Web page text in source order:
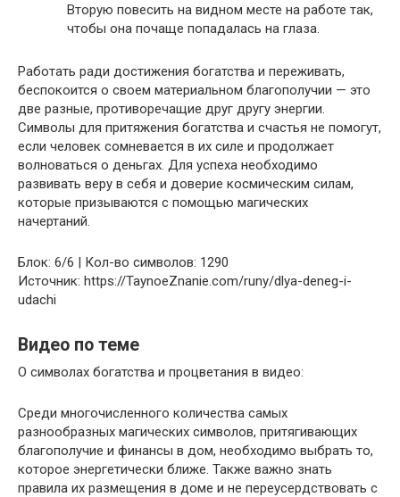
Вторую повесить на видном месте на работе так,
чтобы она почаще попадалась на глаза.
Работать ради достижения богатства и переживать,
беспокоится о своем материальном благополучии — это
две разные, противоречащие друг другу энергии.
Символы для притяжения богатства и счастья не помогут,
если человек сомневается в их силе и продолжает
волноваться о деньгах. Для успеха необходимо
развивать веру в себя и доверие космическим силам,
которые призываются с помощью магических
начертаний.
Блок: 6/6 | Кол-во символов: 1290
Источник: https://TaynoeZnanie.com/runy/dlya-deneg-i-
udachi
Видео по теме
О символах богатства и процветания в видео:
Среди многочисленного количества самых
разнообразных магических символов, притягивающих
благополучие и финансы в дом, необходимо выбрать то,
которое энергетически ближе. Также важно знать
правила их размещения в доме и не переусердствовать с